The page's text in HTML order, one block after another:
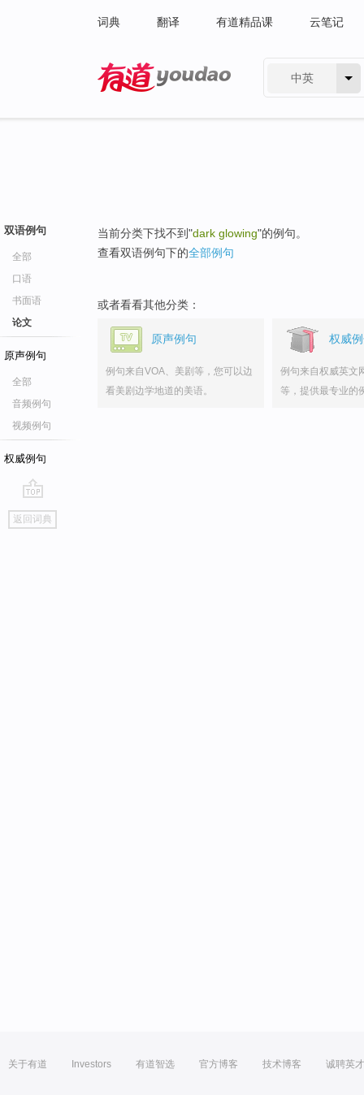
词典 翻译 有道精品课 云笔记
中英
双语例句
全部
口语
书面语
论文
原声例句
全部
音频例句
视频例句
权威例句
go
top
返回词典
当前分类下找不到"dark glowing"的例句。
查看双语例句下的全部例句
或者看看其他分类：
原声例句
例句来自VOA、美剧等，您可以边
看美剧边学地道的美语。
权威
例句来自权威英文
等，提供最专业的
关于有道 Investors 有道智选 官方博客 技术博客 诚聘英才